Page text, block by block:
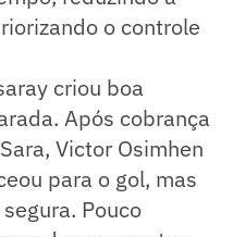
o controle
criou boa
Após cobrança
Victor Osimhen
para o gol, mas
Pouco